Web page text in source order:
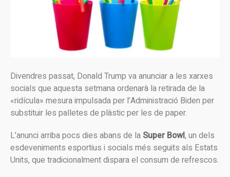
Divendres passat, Donald Trump va anunciar a les xarxes
socials que aquesta setmana ordenarà la retirada de la
«ridícula» mesura impulsada per l’Administració Biden per
substituir les palletes de plàstic per les de paper.
L’anunci arriba pocs dies abans de la Super Bowl, un dels
esdeveniments esportius i socials més seguits als Estats
Units, que tradicionalment dispara el consum de refrescos.